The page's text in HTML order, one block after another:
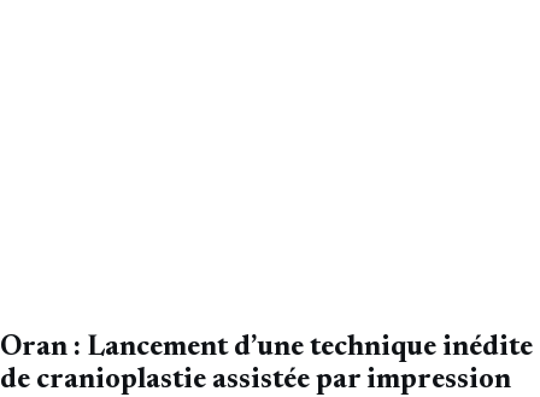
Oran : Lancement d’une technique inédite
de cranioplastie assistée par impression